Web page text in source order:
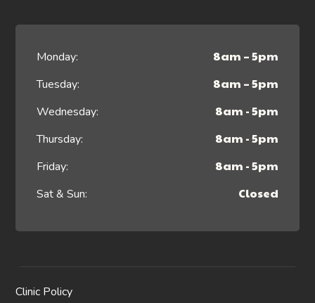
Monday: 8am – 5pm
Tuesday: 8am – 5pm
Wednesday: 8am - 5pm
Thursday: 8am - 5pm
Friday: 8am - 5pm
Sat & Sun: Closed
Clinic Policy